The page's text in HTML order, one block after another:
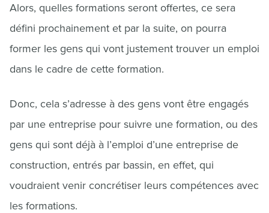
Alors, quelles formations seront offertes, ce sera
défini prochainement et par la suite, on pourra
former les gens qui vont justement trouver un emploi
dans le cadre de cette formation.
Donc, cela s’adresse à des gens vont être engagés
par une entreprise pour suivre une formation, ou des
gens qui sont déjà à l’emploi d’une entreprise de
construction, entrés par bassin, en effet, qui
voudraient venir concrétiser leurs compétences avec
les formations.